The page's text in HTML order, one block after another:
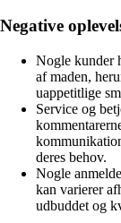
Negative
Nogle kunder
af maden,
uappetitlige
Service og
deres behov.
Nogle
kan varierer
udbuddet og